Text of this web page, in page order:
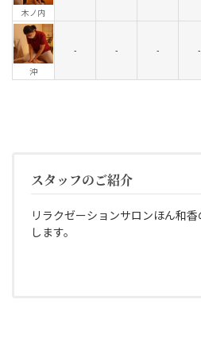
木ノ内
沖
- - - -
スタッフのご紹介
リラクゼーションサロンほん和
します。